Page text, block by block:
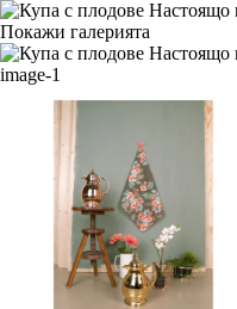
Покажи галерията